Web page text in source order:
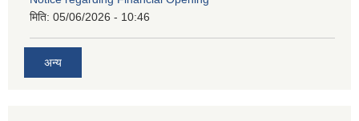
मिति: 05/06/2026 - 10:46
अन्य